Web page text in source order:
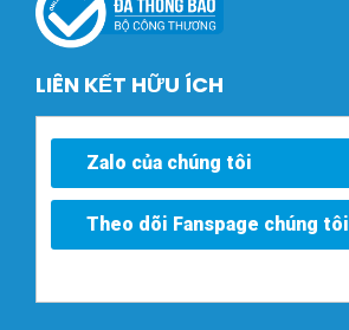
LIÊN KẾT HỮU ÍCH
Zalo của chúng tôi
Theo dõi Fanspage chúng tôi